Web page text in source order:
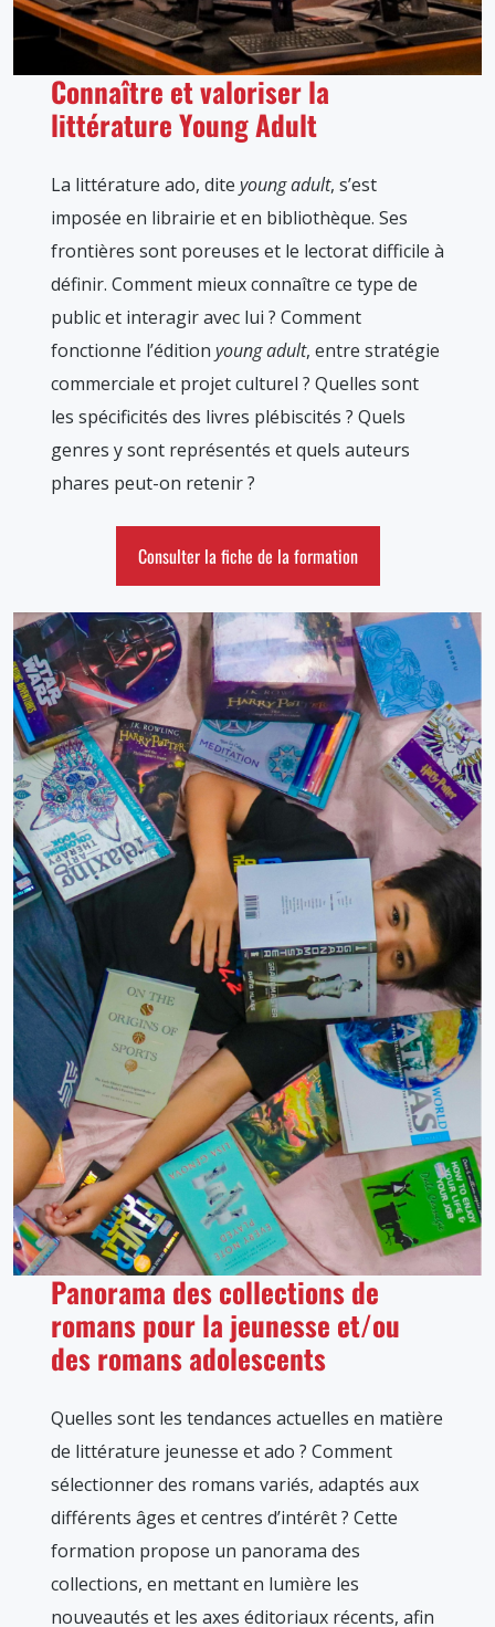
Connaître et valoriser la
littérature Young Adult
La littérature ado, dite young adult, s’est
imposée en librairie et en bibliothèque. Ses
frontières sont poreuses et le lectorat difficile à
définir. Comment mieux connaître ce type de
public et interagir avec lui ? Comment
fonctionne l’édition young adult, entre stratégie
commerciale et projet culturel ? Quelles sont
les spécificités des livres plébiscités ? Quels
genres y sont représentés et quels auteurs
phares peut-on retenir ?
Consulter la fiche de la formation
Panorama des collections de
romans pour la jeunesse et/ou
des romans adolescents
Quelles sont les tendances actuelles en matière
de littérature jeunesse et ado ? Comment
sélectionner des romans variés, adaptés aux
différents âges et centres d’intérêt ? Cette
formation propose un panorama des
collections, en mettant en lumière les
nouveautés et les axes éditoriaux récents, afin